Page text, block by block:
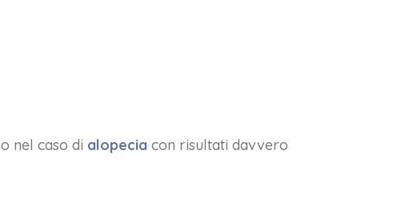
o nel caso di alopecia con risultati davvero